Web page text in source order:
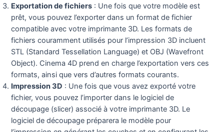
Exportation de fichiers : Une fois que votre modèle est
prêt, vous pouvez l’exporter dans un format de fichier
compatible avec votre imprimante 3D. Les formats de
fichiers couramment utilisés pour l’impression 3D incluent
STL (Standard Tessellation Language) et OBJ (Wavefront
Object). Cinema 4D prend en charge l’exportation vers ces
formats, ainsi que vers d’autres formats courants.
Impression 3D : Une fois que vous avez exporté votre
fichier, vous pouvez l’importer dans le logiciel de
découpage (slicer) associé à votre imprimante 3D. Le
logiciel de découpage préparera le modèle pour